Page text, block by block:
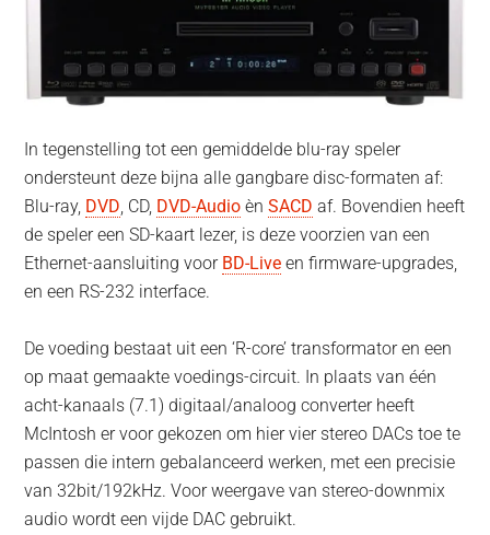
In tegenstelling tot een gemiddelde blu-ray speler
ondersteunt deze bijna alle gangbare disc-formaten af:
Blu-ray, DVD , CD, DVD-Audio ènSACD af. Bovendien heeft
de speler een SD-kaart lezer, is deze voorzien van een
Ethernet-aansluiting voor BD-Live en firmware-upgrades,
en een RS-232 interface.
De voeding bestaat uit een ‘R-core’ transformator en een
op maat gemaakte voedings-circuit. In plaats van één
acht-kanaals (7.1) digitaal/analoog converter heeft
McIntosh er voor gekozen om hier vier stereo DACs toe te
passen die intern gebalanceerd werken, met een precisie
van 32bit/192kHz. Voor weergave van stereo-downmix
audio wordt een vijde DAC gebruikt.